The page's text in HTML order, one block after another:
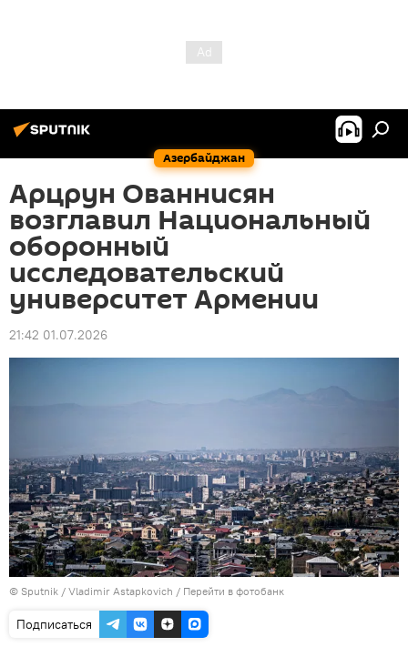
Азербайджан
Арцрун Ованнисян
возглавил Национальный
оборонный
исследовательский
университет Армении
21:42 01.07.2026
© Sputnik / Vladimir Astapkovich / Перейти в фотобанк
Подписаться